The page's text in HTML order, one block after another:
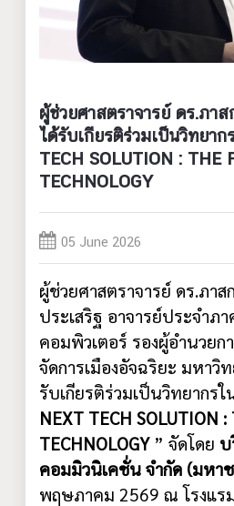
ผู้ช่วยศาสตราจารย์ ดร.ภา
ได้รับเกียรติร่วมเป็นวิทยา
TECH SOLUTION : THE
TECHNOLOGY
05 June 2026
ผู้ช่วยศาสตราจารย์ ดร.ภาส
ประเสริฐ อาจารย์ประจำภ
คอมพิวเตอร์ รองผู้อำนวย
จัดการเมืองอัจฉริยะ มหาวิ
รับเกียรติร่วมเป็นวิทยากร
NEXT TECH SOLUTION :
TECHNOLOGY” จัดโดย
คอมมิวนิเคชั่น จำกัด (มหา
พฤษภาคม 2569 ณ โรงแร